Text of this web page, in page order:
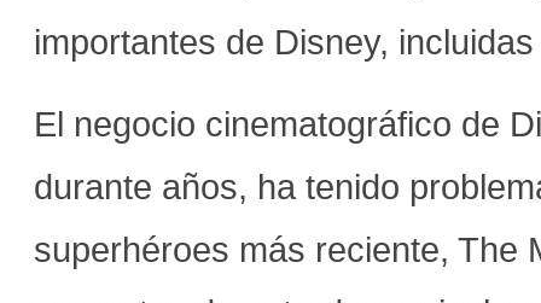
importantes de Disney,
El negocio cinematográfico de
durante años, ha tenido
superhéroes más reciente, The